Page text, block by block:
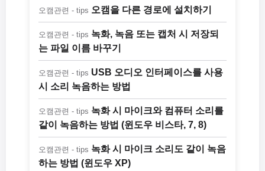
오캠관련 - tips 오캠을 다른 경로에 설치하기
오캠관련 - tips 녹화, 녹음 또는 캡처 시 저장되
는 파일 이름 바꾸기
오캠관련 - tips USB 오디오 인터페이스를 사용
시 소리 녹음하는 방법
오캠관련 - tips 녹화 시 마이크와 컴퓨터 소리를
같이 녹음하는 방법 (윈도우 비스타, 7, 8)
오캠관련 - tips 녹화 시 마이크 소리도 같이 녹음
하는 방법 (윈도우 XP)